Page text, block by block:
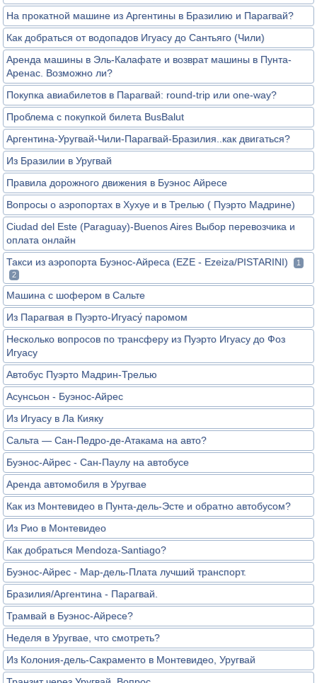
На прокатной машине из Аргентины в Бразилию и Парагвай?
Как добраться от водопадов Игуасу до Сантьяго (Чили)
Аренда машины в Эль-Калафате и возврат машины в Пунта-
Аренас. Возможно ли?
Покупка авиабилетов в Парагвай: round-trip или one-way?
Проблема с покупкой билета BusBalut
Аргентина-Уругвай-Чили-Парагвай-Бразилия..как двигаться?
Из Бразилии в Уругвай
Правила дорожного движения в Буэнос Айресе
Вопросы о аэропортах в Хухуе и в Трелью ( Пуэрто Мадрине)
Ciudad del Este (Paraguay)-Buenos Aires Выбор перевозчика и
оплата онлайн
Такси из аэропорта Буэнос-Айреса (EZE - Ezeiza/PISTARINI)
1
2
Машина с шофером в Сальте
Из Парагвая в Пуэрто-Игуасу́ паромом
Несколько вопросов по трансферу из Пуэрто Игуасу до Фоз
Игуасу
Автобус Пуэрто Мадрин-Трелью
Асунсьон - Буэнос-Айрес
Из Игуасу в Ла Кияку
Сальта — Сан-Педро-де-Атакама на авто?
Буэнос-Айрес - Сан-Паулу на автобусе
Аренда автомобиля в Уругвае
Как из Монтевидео в Пунта-дель-Эсте и обратно автобусом?
Из Рио в Монтевидео
Как добраться Mendoza-Santiago?
Буэнос-Айрес - Мар-дель-Плата лучший транспорт.
Бразилия/Аргентина - Парагвай.
Трамвай в Буэнос-Айресе?
Неделя в Уругвае, что смотреть?
Из Колония-дель-Сакраменто в Монтевидео, Уругвай